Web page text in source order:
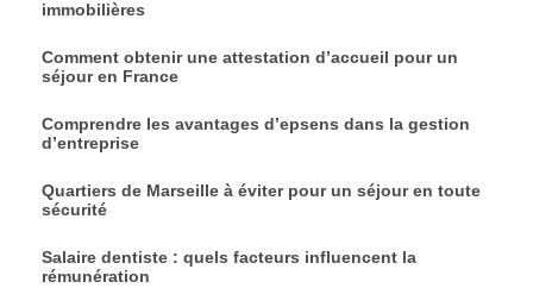
immobilières
Comment obtenir une attestation d’accueil pour un
séjour en France
Comprendre les avantages d’epsens dans la gestion
d’entreprise
Quartiers de Marseille à éviter pour un séjour en toute
sécurité
Salaire dentiste : quels facteurs influencent la
rémunération